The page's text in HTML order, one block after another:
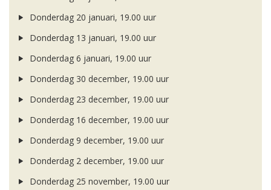
Donderdag 20 januari, 19.00 uur
Donderdag 13 januari, 19.00 uur
Donderdag 6 januari, 19.00 uur
Donderdag 30 december, 19.00 uur
Donderdag 23 december, 19.00 uur
Donderdag 16 december, 19.00 uur
Donderdag 9 december, 19.00 uur
Donderdag 2 december, 19.00 uur
Donderdag 25 november, 19.00 uur